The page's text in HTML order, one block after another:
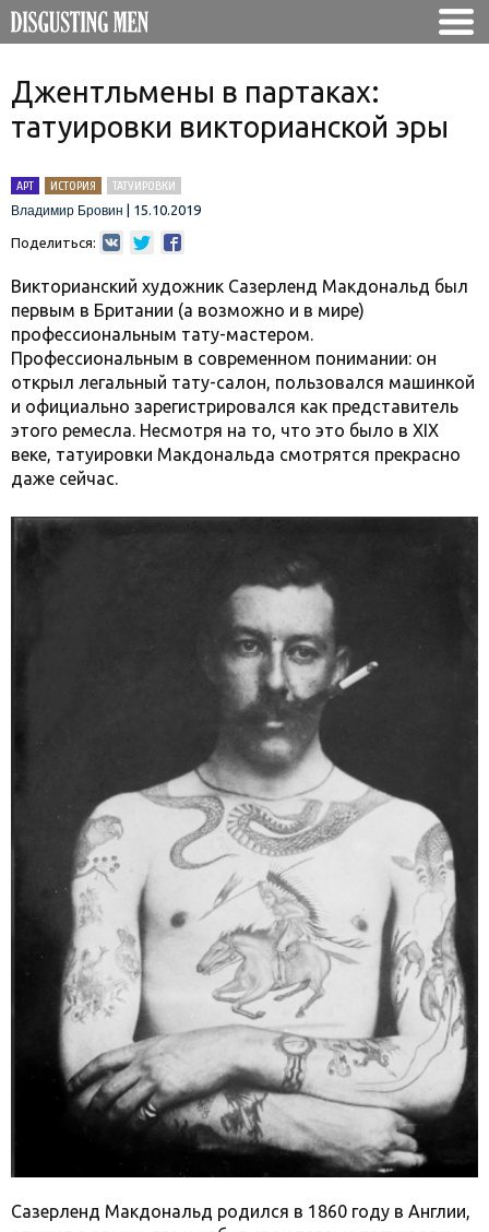
Джентльмены в партаках:
татуировки викторианской эры
АРТ ИСТОРИЯ
ТАТУИРОВКИ
Владимир Бровин
15.10.2019
Поделиться:
Викторианский художник Сазерленд Макдональд был
первым в Британии (а возможно и в мире)
профессиональным тату-мастером.
Профессиональным в современном понимании: он
открыл легальный тату-салон, пользовался машинкой
и официально зарегистрировался как представитель
этого ремесла. Несмотря на то, что это было в XIX
веке, татуировки Макдональда смотрятся прекрасно
даже сейчас.
Сазерленд Макдональд родился в 1860 году в Англии,